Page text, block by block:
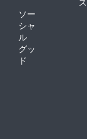
ソー
シャ
ル
グッ
ド